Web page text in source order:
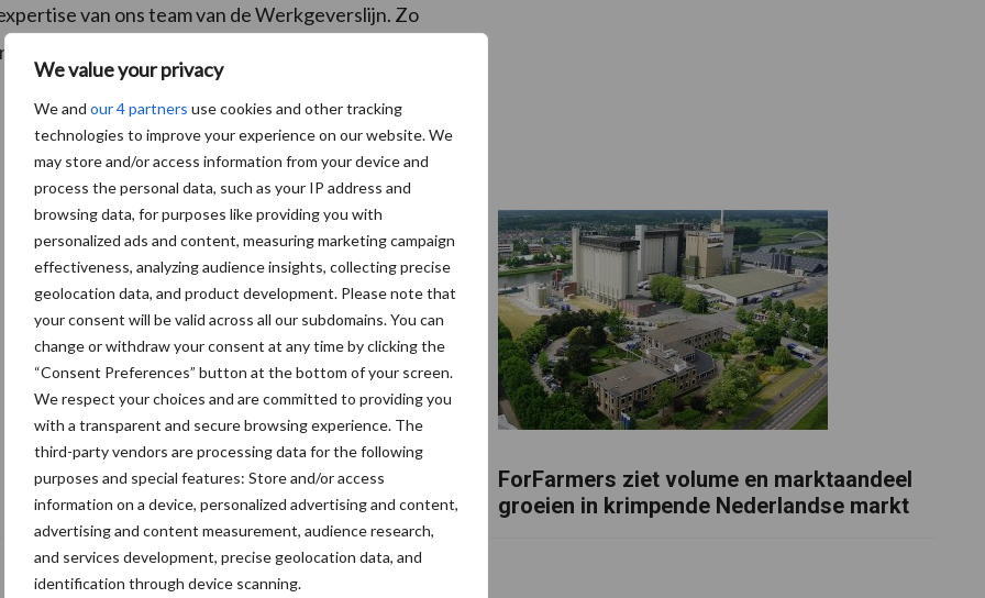
We value your privacy
We and our 4 partners use cookies and other tracking
technologies to improve your experience on our website. We
may store and/or access information from your device and
process the personal data, such as your IP address and
browsing data, for purposes like providing you with
personalized ads and content, measuring marketing campaign
effectiveness, analyzing audience insights, collecting precise
geolocation data, and product development. Please note that
your consent will be valid across all our subdomains. You can
change or withdraw your consent at any time by clicking the
“Consent Preferences” button at the bottom of your screen.
We respect your choices and are committed to providing you
with a transparent and secure browsing experience. The
third-party vendors are processing data for the following
purposes and special features: Store and/or access
information on a device, personalized advertising and content,
advertising and content measurement, audience research,
and services development, precise geolocation data, and
identification through device scanning.
van ons team van de Werkgeverslijn. Zo
in de agrarische sector stimuleren.
De speenhuid: een vaak onderschatte
risicofactor voor mastitis
ForFarmers ziet volume en marktaandeel
groeien in krimpende Nederlandse markt